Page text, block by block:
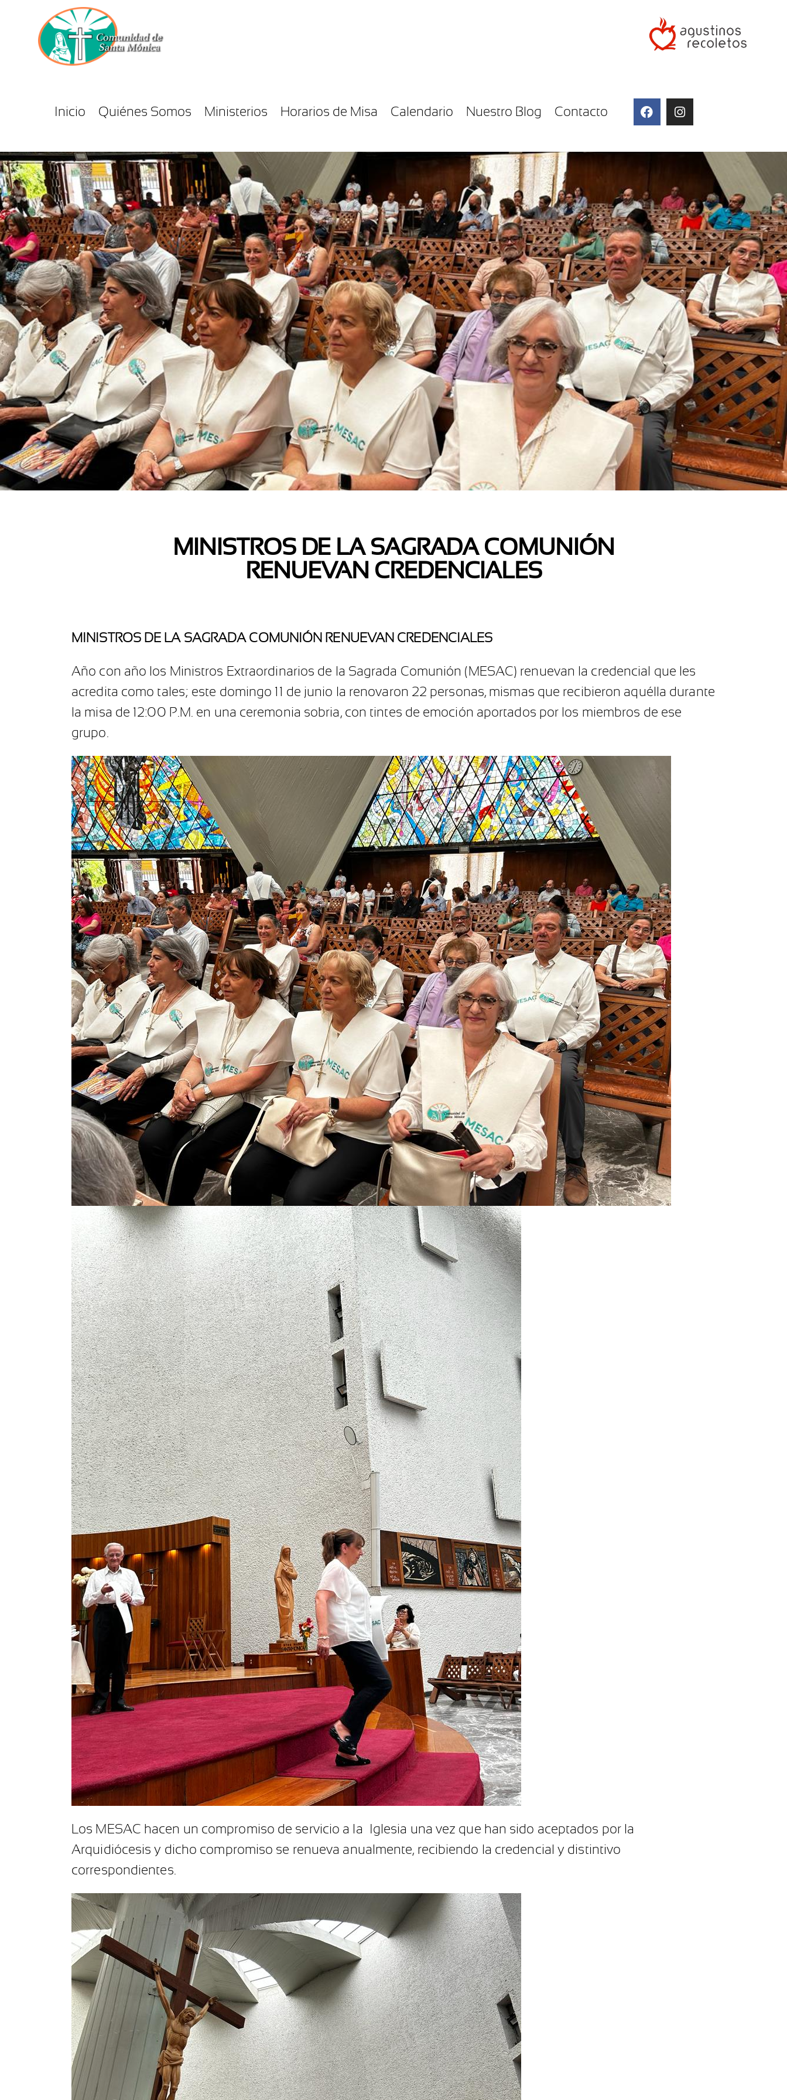
Inicio Quiénes Somos Ministerios Horarios de Misa Calendario Nuestro Blog Contacto
MINISTROS DE LA SAGRADA COMUNIÓN
RENUEVAN CREDENCIALES
MINISTROS DE LA SAGRADA COMUNIÓN RENUEVAN CREDENCIALES
Año con año los Ministros Extraordinarios de la Sagrada Comunión (MESAC) renuevan la credencial que les
acredita como tales; este domingo 11 de junio la renovaron 22 personas, mismas que recibieron aquélla durante
la misa de 12:00 P.M. en una ceremonia sobria, con tintes de emoción aportados por los miembros de ese
grupo.
Los MESAC hacen un compromiso de servicio a la Iglesia una vez que han sido aceptados por la
Arquidiócesis y dicho compromiso se renueva anualmente, recibiendo la credencial y distintivo
correspondientes.